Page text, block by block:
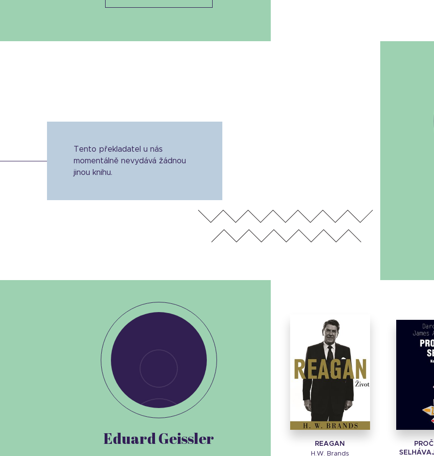
Tento překladatel u nás
momentálně nevydává žádnou
jinou knihu.
REAGAN
H.W. Brands
Eduard Geissler